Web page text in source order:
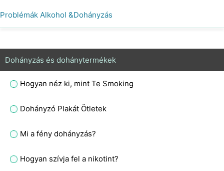
Problémák Alkohol &Dohányzás
Dohányzás és dohánytermékek
Hogyan néz ki, mint Te Smoking
Dohányzó Plakát Ötletek
Mi a fény dohányzás?
Hogyan szívja fel a nikotint?